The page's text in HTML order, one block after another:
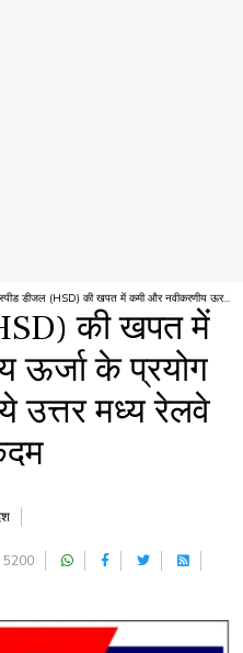
डीजल (HSD) की खपत में कमी और नवीकरणीय ऊर...
की खपत में
ऊर्जा के प्रयोग
उत्तर मध्य रेलवे
5200